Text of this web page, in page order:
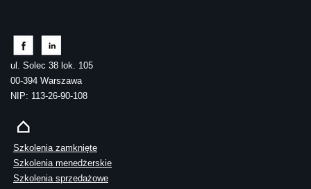
ul. Solec 38 lok. 105
00-394 Warszawa
NIP: 113-26-90-108
Szkolenia zamknięte
Szkolenia menedżerskie
Szkolenia sprzedażowe